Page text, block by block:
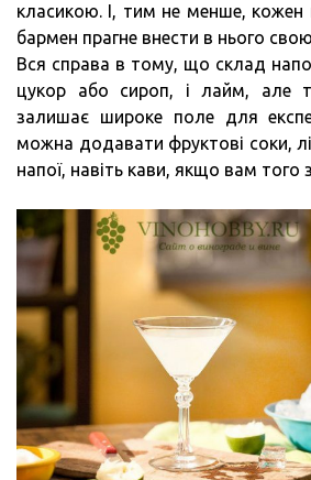
класикою. І, тим не менше,
бармен прагне внести в нього
Вся справа в тому, що склад
цукор або сироп, і лайм, але
залишає широке поле для
можна додавати фруктові соки,
напої, навіть кави, якщо вам того